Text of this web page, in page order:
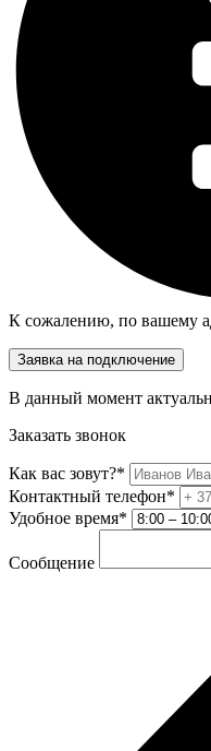
К сожалению, по вашему
Заявка на подключение
В данный момент
Заказать звонок
Как вас зовут?*
Контактный телефон*
Удобное время*
Сообщение